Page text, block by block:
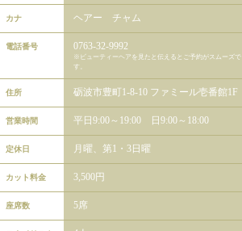
カナ ヘアー チャム
電話番号 0763-32-9992
※ビューティーヘアを見たと伝えるとご予約がスムーズで
す。
住所 砺波市豊町1-8-10 ファミール壱番館1F
営業時間 平日9:00～19:00 日9:00～18:00
定休日 月曜、第1・3日曜
カット料金 3,500円
座席数 5席